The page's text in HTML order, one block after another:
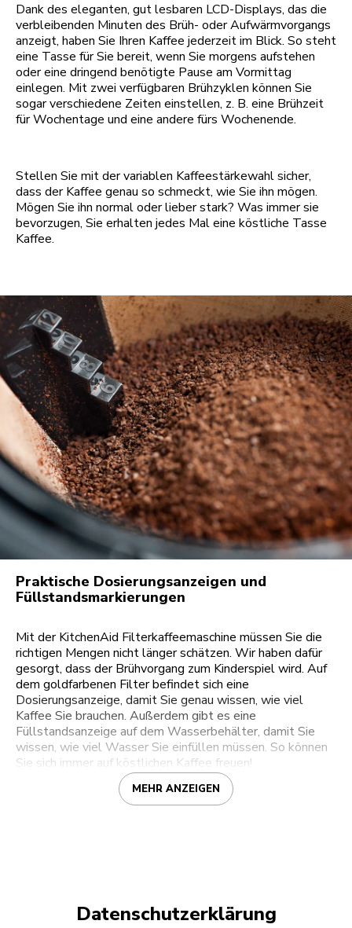
Dank des eleganten, gut lesbaren LCD-Displays, das die
verbleibenden Minuten des Brüh- oder Aufwärmvorgangs
anzeigt, haben Sie Ihren Kaffee jederzeit im Blick. So steht
eine Tasse für Sie bereit, wenn Sie morgens aufstehen
oder eine dringend benötigte Pause am Vormittag
einlegen. Mit zwei verfügbaren Brühzyklen können Sie
sogar verschiedene Zeiten einstellen, z. B. eine Brühzeit
für Wochentage und eine andere fürs Wochenende.
Stellen Sie mit der variablen Kaffeestärkewahl sicher,
dass der Kaffee genau so schmeckt, wie Sie ihn mögen.
Mögen Sie ihn normal oder lieber stark? Was immer sie
bevorzugen, Sie erhalten jedes Mal eine köstliche Tasse
Kaffee.
Praktische Dosierungsanzeigen und
Füllstandsmarkierungen
Mit der KitchenAid Filterkaffeemaschine müssen Sie die
richtigen Mengen nicht länger schätzen. Wir haben dafür
gesorgt, dass der Brühvorgang zum Kinderspiel wird. Auf
dem goldfarbenen Filter befindet sich eine
Dosierungsanzeige, damit Sie genau wissen, wie viel
Kaffee Sie brauchen. Außerdem gibt es eine
Füllstandsanzeige auf dem Wasserbehälter, damit Sie
wissen, wie viel Wasser Sie einfüllen müssen. So können
Sie sich immer auf köstlichen Kaffee freuen!
MEHR ANZEIGEN
Datenschutzerklärung